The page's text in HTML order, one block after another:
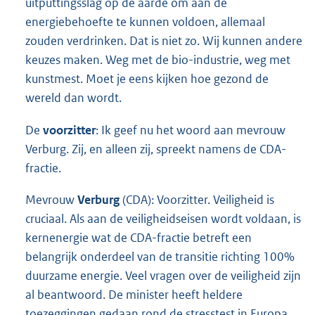
energiebehoefte te kunnen voldoen, allemaal
zouden verdrinken. Dat is niet zo. Wij kunnen andere
keuzes maken. Weg met de bio-industrie, weg met
kunstmest. Moet je eens kijken hoe gezond de
wereld dan wordt.
De voorzitter: Ik geef nu het woord aan mevrouw
Verburg. Zij, en alleen zij, spreekt namens de CDA-
fractie.
MevrouwVerburg(CDA): Voorzitter. Veiligheid is
cruciaal. Als aan de veiligheidseisen wordt voldaan, is
kernenergie wat de CDA-fractie betreft een
belangrijk onderdeel van de transitie richting 100%
duurzame energie. Veel vragen over de veiligheid zijn
al beantwoord. De minister heeft heldere